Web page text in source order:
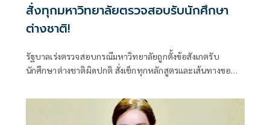
สั่งทุกมหาวิทยาลัยตรวจสอบรับนักศึกษา
ต่างชาติ!
รัฐบาลเร่งตรวจสอบกรณีมหาวิทยาลัยถูกตั้งข้อสังเกตรับ
นักศึกษาต่างชาติผิดปกติ สั่งเช็กทุกหลักสูตรและเส้นทางขอ
ผิดดำเนินการตามกฎหมายทันที